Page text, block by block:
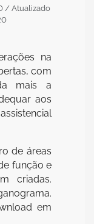
/ Atualizado
na
com
mais a
aos
de áreas
função e
criadas.
em